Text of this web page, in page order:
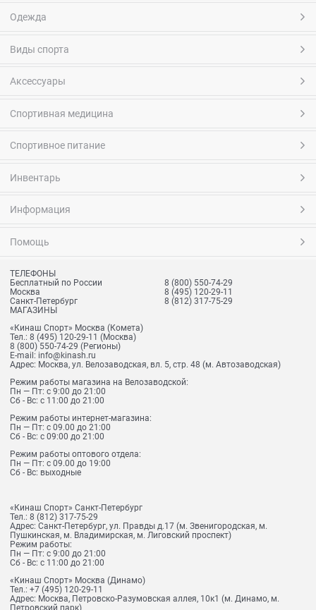
Одежда
Виды спорта
Аксессуары
Спортивная медицина
Спортивное питание
Инвентарь
Информация
Помощь
ТЕЛЕФОНЫ
Бесплатный по России
8 (800) 550-74-29
Москва
8 (495) 120-29-11
Санкт-Петербург
8 (812) 317-75-29
МАГАЗИНЫ
«Кинаш Спорт» Москва (Комета)
Тел.: 8 (495) 120-29-11 (Москва)
8 (800) 550-74-29 (Регионы)
E-mail: info@kinash.ru
Адрес: Москва, ул. Велозаводская, вл. 5, стр. 48 (м. Автозаводская)
Режим работы магазина на Велозаводской:
Пн — Пт: с 9:00 до 21:00
Сб - Вс: с 11:00 до 21:00
Режим работы интернет-магазина:
Пн — Пт: с 09.00 до 21:00
Сб - Вс: с 09:00 до 21:00
Режим работы оптового отдела:
Пн — Пт: с 09.00 до 19:00
Сб - Вс: выходные
«Кинаш Спорт» Санкт-Петербург
Тел.: 8 (812) 317-75-29
Адрес: Санкт-Петербург, ул. Правды д.17 (м. Звенигородская, м.
Пушкинская, м. Владимирская, м. Лиговский проспект)
Режим работы:
Пн — Пт: с 9:00 до 21:00
Сб - Вс: с 11:00 до 21:00
«Кинаш Спорт» Москва (Динамо)
Тел.: +7 (495) 120-29-11
Адрес: Москва, Петровско-Разумовская аллея, 10к1 (м. Динамо, м.
Петровский парк)